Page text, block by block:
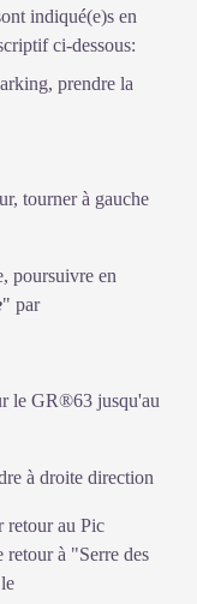
indiqué(e)s en
ci-dessous:
prendre la
tourner à gauche
poursuivre en
" par
le GR®63 jusqu'au
à droite direction
retour au Pic
à "Serre des